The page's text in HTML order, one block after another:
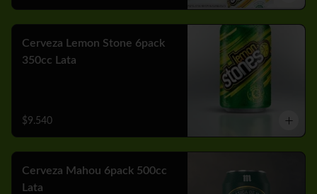
Cerveza Lemon Stone 6pack
350cc Lata
$9.540
Cerveza Mahou 6pack 500cc
Lata